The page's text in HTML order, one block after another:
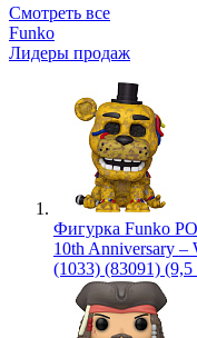
Смотреть все
Funko
Лидеры продаж
Фигурка Funko
10th Anniversary –
(1033) (83091) (9,5